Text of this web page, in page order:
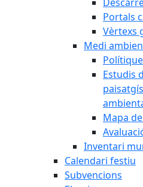
Portals
Vèrtexs
Medi
Estudis
Mapa
Inventari
Calendari festiu
Subvencions